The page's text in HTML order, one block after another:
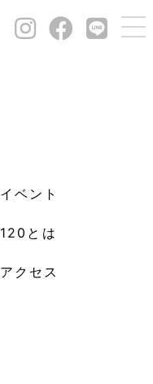
120とは
イベント
アクセス